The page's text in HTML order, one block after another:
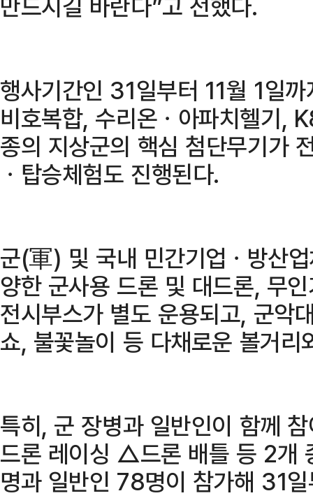
행사기간인 31일부터 11월 1일
비호복합, 수리온ㆍ아파치헬기,
종의 지상군의 핵심 첨단무기가
ㆍ탑승체험도 진행된다.
군(軍) 및 국내 민간기업ㆍ방산
양한 군사용 드론 및 대드론, 무
전시부스가 별도 운용되고, 군악
쇼, 불꽃놀이 등 다채로운 볼거리
특히, 군 장병과 일반인이 함께
드론 레이싱 △드론 배틀 등 2개
명과 일반인 78명이 참가해 31